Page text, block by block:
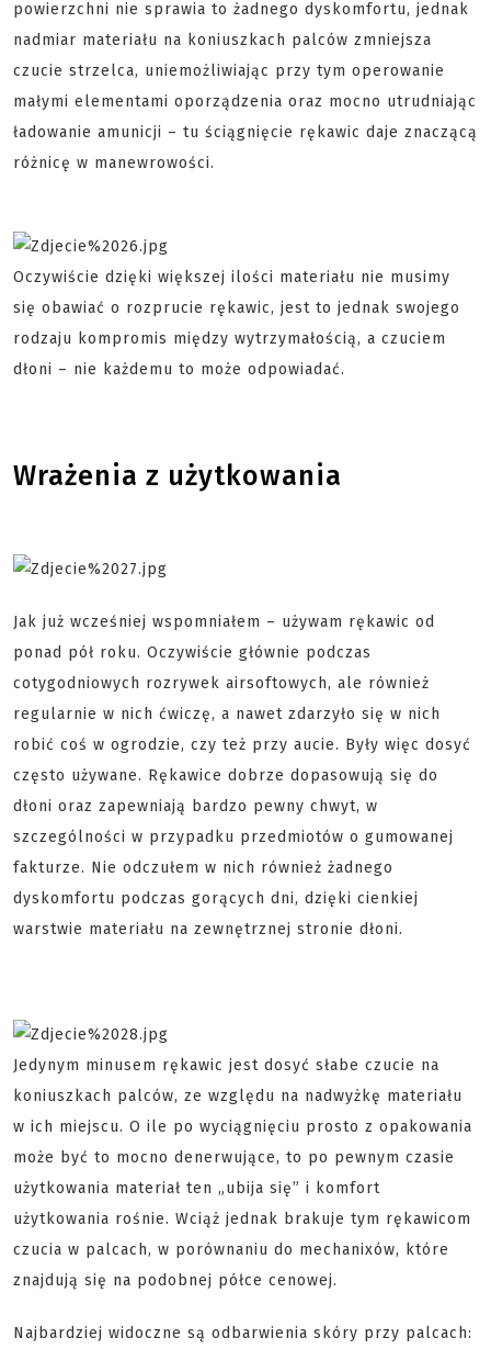
powierzchni nie sprawia to żadnego dyskomfortu, jednak
nadmiar materiału na koniuszkach palców zmniejsza
czucie strzelca, uniemożliwiając przy tym operowanie
małymi elementami oporządzenia oraz mocno utrudniając
ładowanie amunicji – tu ściągnięcie rękawic daje znaczącą
różnicę w manewrowości.
Oczywiście dzięki większej ilości materiału nie musimy
się obawiać o rozprucie rękawic, jest to jednak swojego
rodzaju kompromis między wytrzymałością, a czuciem
dłoni – nie każdemu to może odpowiadać.
Wrażenia z użytkowania
Jak już wcześniej wspomniałem – używam rękawic od
ponad pół roku. Oczywiście głównie podczas
cotygodniowych rozrywek airsoftowych, ale również
regularnie w nich ćwiczę, a nawet zdarzyło się w nich
robić coś w ogrodzie, czy też przy aucie. Były więc dosyć
często używane. Rękawice dobrze dopasowują się do
dłoni oraz zapewniają bardzo pewny chwyt, w
szczególności w przypadku przedmiotów o gumowanej
fakturze. Nie odczułem w nich również żadnego
dyskomfortu podczas gorących dni, dzięki cienkiej
warstwie materiału na zewnętrznej stronie dłoni.
Jedynym minusem rękawic jest dosyć słabe czucie na
koniuszkach palców, ze względu na nadwyżkę materiału
w ich miejscu. O ile po wyciągnięciu prosto z opakowania
może być to mocno denerwujące, to po pewnym czasie
użytkowania materiał ten „ubija się” i komfort
użytkowania rośnie. Wciąż jednak brakuje tym rękawicom
czucia w palcach, w porównaniu do mechanixów, które
znajdują się na podobnej półce cenowej.
Najbardziej widoczne są odbarwienia skóry przy palcach: